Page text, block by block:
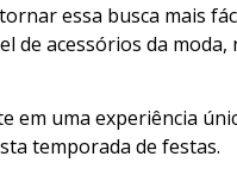
essa busca mais
de acessórios da moda,
uma experiência
temporada de festas.